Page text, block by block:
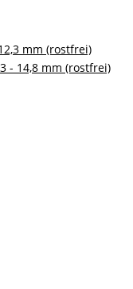
mm (rostfrei)